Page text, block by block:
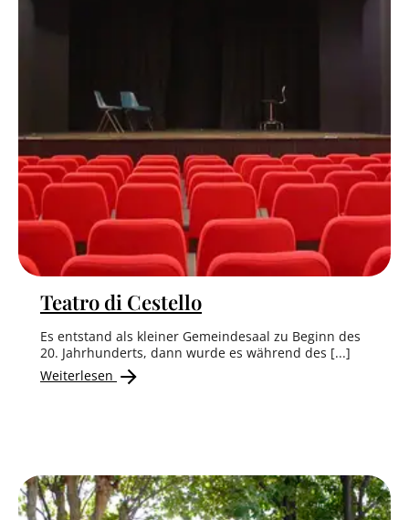
Teatro di Cestello
Es entstand als kleiner Gemeindesaal zu Beginn des
20. Jahrhunderts, dann wurde es während des [...]
Weiterlesen